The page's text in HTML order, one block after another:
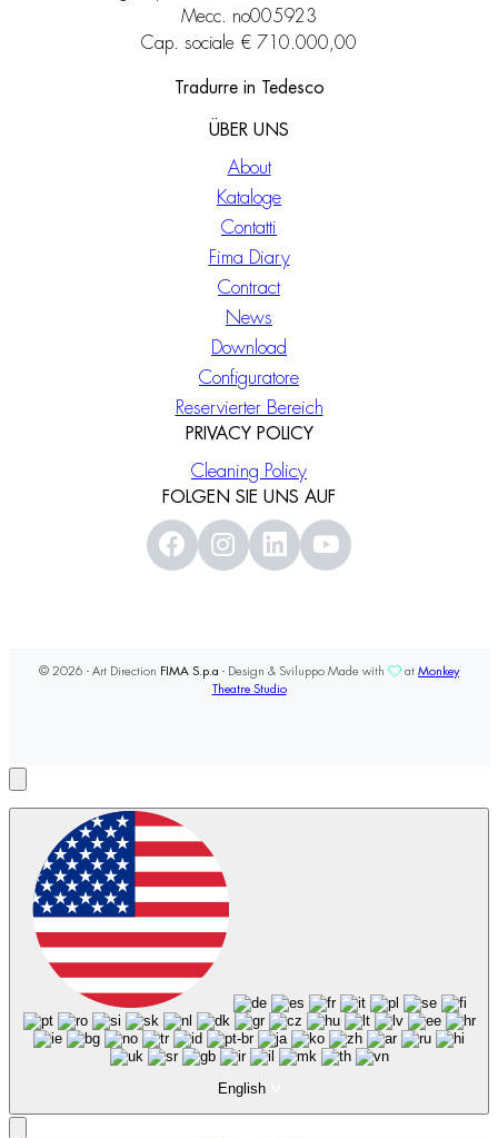
Mecc. no005923
Cap. sociale € 710.000,00
Tradurre in Tedesco
ÜBER UNS
About
Kataloge
Contatti
Fima Diary
Contract
News
Download
Configuratore
Reservierter Bereich
PRIVACY POLICY
Cleaning Policy
FOLGEN SIE UNS AUF
© 2026 - Art Direction FIMA S.p.a - Design & Sviluppo Made with at Monkey
Theatre Studio
English